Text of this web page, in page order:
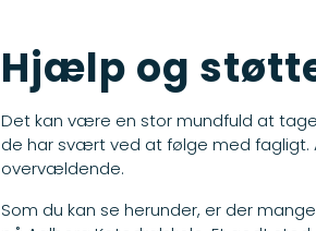
Hjælp og
Det kan være en stor mundfuld at
de har svært ved at følge med fagligt.
overvældende.
Som du kan se herunder, er der